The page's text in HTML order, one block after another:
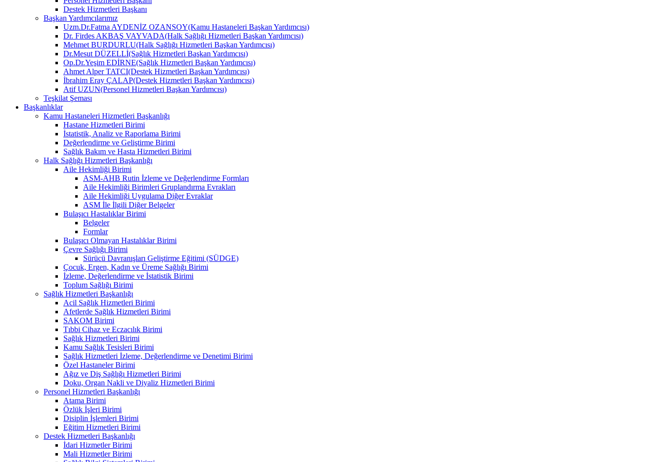
Destek Hizmetleri Başkanı
Başkan Yardımcılarımız
Uzm.Dr.Fatma AYDENİZ OZANSOY(Kamu Hastaneleri Başkan Yardımcısı)
Dr. Firdes AKBAŞ VAYVADA(Halk Sağlığı Hizmetleri Başkan Yardımcısı)
Mehmet BURDURLU(Halk Sağlığı Hizmetleri Başkan Yardımcısı)
Dr.Mesut DÜZELLİ(Sağlık Hizmetleri Başkan Yardımcısı)
Op.Dr.Yeşim EDİRNE(Sağlık Hizmetleri Başkan Yardımcısı)
Ahmet Alper TATCI(Destek Hizmetleri Başkan Yardımcısı)
İbrahim Eray ÇALAP(Destek Hizmetleri Başkan Yardımcısı)
Atif UZUN(Personel Hizmetleri Başkan Yardımcısı)
Teşkilat Şeması
Başkanlıklar
Kamu Hastaneleri Hizmetleri Başkanlığı
Hastane Hizmetleri Birimi
İstatistik, Analiz ve Raporlama Birimi
Değerlendirme ve Geliştirme Birimi
Sağlık Bakım ve Hasta Hizmetleri Birimi
Halk Sağlığı Hizmetleri Başkanlığı
Aile Hekimliği Birimi
ASM-AHB Rutin İzleme ve Değerlendirme Formları
Aile Hekimliği Birimleri Gruplandırma Evrakları
Aile Hekimliği Uygulama Diğer Evraklar
ASM İle İlgili Diğer Belgeler
Bulaşıcı Hastalıklar Birimi
Belgeler
Formlar
Bulaşıcı Olmayan Hastalıklar Birimi
Çevre Sağlığı Birimi
Sürücü Davranışları Geliştirme Eğitimi (SÜDGE)
Çocuk, Ergen, Kadın ve Üreme Sağlığı Birimi
İzleme, Değerlendirme ve İstatistik Birimi
Toplum Sağlığı Birimi
Sağlık Hizmetleri Başkanlığı
Acil Sağlık Hizmetleri Birimi
Afetlerde Sağlık Hizmetleri Birimi
SAKOM Birimi
Tıbbi Cihaz ve Eczacılık Birimi
Sağlık Hizmetleri Birimi
Kamu Sağlık Tesisleri Birimi
Sağlık Hizmetleri İzleme, Değerlendirme ve Denetimi Birimi
Özel Hastaneler Birimi
Ağız ve Diş Sağlığı Hizmetleri Birimi
Doku, Organ Nakli ve Diyaliz Hizmetleri Birimi
Personel Hizmetleri Başkanlığı
Atama Birimi
Özlük İşleri Birimi
Disiplin İşlemleri Birimi
Eğitim Hizmetleri Birimi
Destek Hizmetleri Başkanlığı
İdari Hizmetler Birimi
Mali Hizmetler Birimi